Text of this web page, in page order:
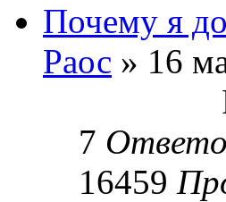
Почему я
Раос » 16
7
16459